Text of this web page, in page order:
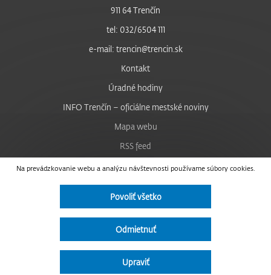
Na prevádzkovanie webu a analýzu návštevnosti používame súbory cookies.
Povoliť všetko
Odmietnuť
Upraviť
911 64 Trenčín
tel: 032/6504 111
e-mail: trencin@trencin.sk
Kontakt
Úradné hodiny
INFO Trenčín – oficiálne mestské noviny
Mapa webu
RSS feed
Nastavenie cookies
Facebook
Instagram
Vyhlásenie o prístupnosti